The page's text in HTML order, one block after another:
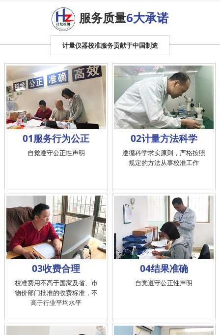
服务质量6大承诺
计量仪器校准服务贡献于中国制造
01服务行为公正
自觉遵守公正性声明
02计量方法科学
遵循科学求实原则，严格按照
规定的方法从事校准工作
03收费合理
校准费用不高于国家及省、市
物价部门批准的收费标准，不
高于行业平均水平
04结果准确
自觉遵守公正性声明